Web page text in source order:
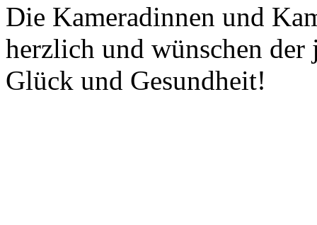
Die Kameradinnen und
herzlich und wünschen
Glück und Gesundheit!